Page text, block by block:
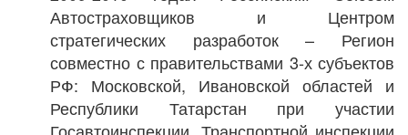
Автостраховщиков и Центром
стратегических разработок – Регион
совместно с правительствами 3-х субъектов
РФ: Московской, Ивановской областей и
Республики Татарстан при участии